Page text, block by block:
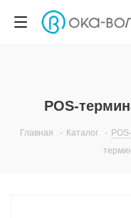
POS-
Главная - Каталог -